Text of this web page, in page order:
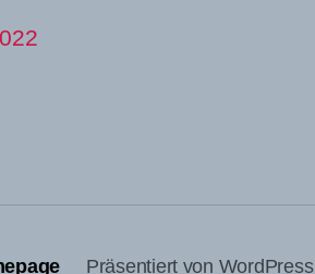
Präsentiert von WordPress